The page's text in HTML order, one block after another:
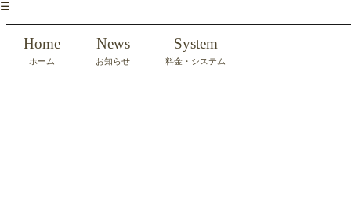
☰
Home
ホーム
News
お知らせ
System
料金・システム